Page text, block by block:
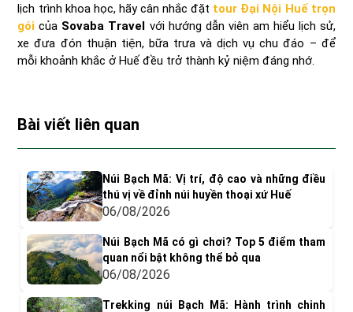
lịch trình khoa học, hãy cân nhắc đặt tour Đại Nội Huế trọn
gói của Sovaba Travel với hướng dẫn viên am hiểu lịch sử,
xe đưa đón thuận tiện, bữa trưa và dịch vụ chu đáo – để
mỗi khoảnh khắc ở Huế đều trở thành kỷ niệm đáng nhớ.
Bài viết liên quan
Núi Bạch Mã: Vị trí, độ cao và những điều
thú vị về đỉnh núi huyền thoại xứ Huế
06/08/2026
Núi Bạch Mã có gì chơi? Top 5 điểm tham
quan nổi bật không thể bỏ qua
06/08/2026
Trekking núi Bạch Mã: Hành trình chinh